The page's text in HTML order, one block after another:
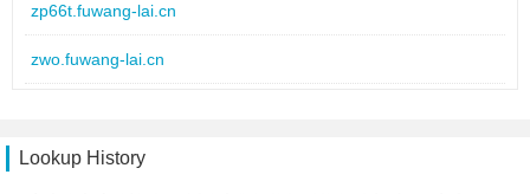
type:
text:
link: keu0.7snc.cn
2025-07-21 to 2025-07-21
zp66t.fuwang-lai.cn
zwo.fuwang-lai.cn
zva7x.fuwang-lai.cn
Lookup History